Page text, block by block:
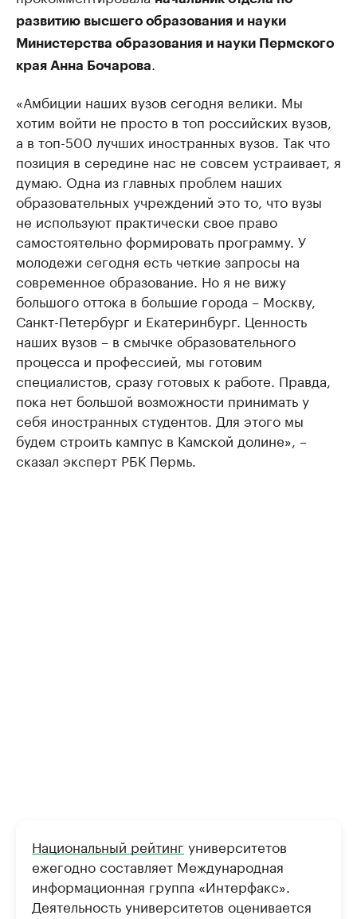
развитию высшего образования и науки
Министерства образования и науки Пермского
края Анна Бочарова
«Амбиции наших вузов сегодня велики. Мы
хотим войти не просто в топ российских вузов,
а в топ-500 лучших иностранных вузов. Так что
позиция в середине нас не совсем устраивает, я
думаю. Одна из главных проблем наших
образовательных учреждений это то, что вузы
не используют практически свое право
самостоятельно формировать программу. У
молодежи сегодня есть четкие запросы на
современное образование. Но я не вижу
большого оттока в большие города – Москву,
Санкт-Петербург и Екатеринбург. Ценность
наших вузов – в смычке образовательного
процесса и профессией, мы готовим
специалистов, сразу готовых к работе. Правда,
пока нет большой возможности принимать у
себя иностранных студентов. Для этого мы
будем строить кампус в Камской долине», –
сказал эксперт РБК Пермь.
Национальный рейтинг университетов
ежегодно составляет Международная
информационная группа «Интерфакс».
Деятельность университетов оценивается